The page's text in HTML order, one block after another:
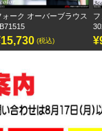
フォーク ワンピース
3023SC
¥9,438 (税込)